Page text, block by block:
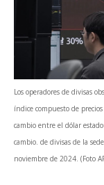
Los operadores de divisas
índice compuesto de
cambio entre el dólar
cambio. de divisas de la
noviembre de 2024. (Foto